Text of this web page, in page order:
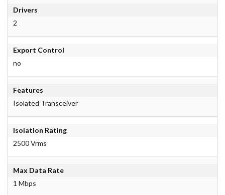
Drivers
2
Export Control
no
Features
Isolated Transceiver
Isolation Rating
2500 Vrms
Max Data Rate
1 Mbps